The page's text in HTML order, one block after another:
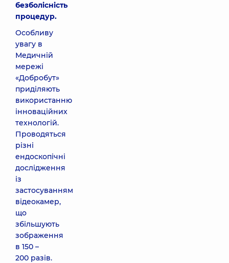
безболісність
процедур.
Особливу
увагу в
Медичній
мережі
«Добробут»
приділяють
використанню
інноваційних
технологій.
Проводяться
різні
ендоскопічні
дослідження
із
застосуванням
відеокамер,
що
збільшують
зображення
в 150 –
200 разів.